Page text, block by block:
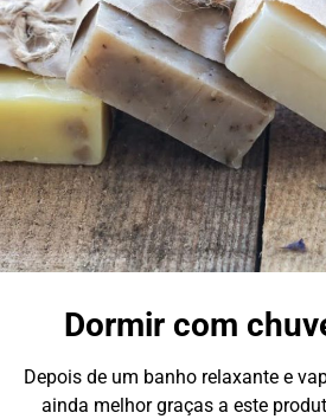
Dormir com
Depois de um banho relaxante e
ainda melhor graças a este